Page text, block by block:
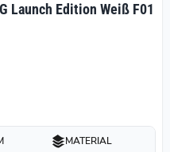
Launch Edition Weiß F01
MATERIAL